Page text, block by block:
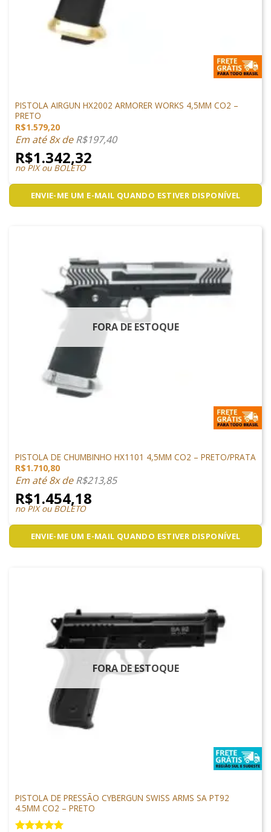
PISTOLA AIRGUN HX2002 ARMORER WORKS 4,5MM CO2 –
PRETO
R$1.579,20
Em até 8x deR$197,40
R$1.342,32
no PIX ou BOLETO
ENVIE-ME UM E-MAIL QUANDO ESTIVER DISPONÍVEL
FORA DE ESTOQUE
PISTOLA DE CHUMBINHO HX1101 4,5MM CO2 – PRETO/PRATA
R$1.710,80
Em até 8x deR$213,85
R$1.454,18
no PIX ou BOLETO
ENVIE-ME UM E-MAIL QUANDO ESTIVER DISPONÍVEL
FORA DE ESTOQUE
PISTOLA DE PRESSÃO CYBERGUN SWISS ARMS SA PT92
4.5MM CO2 – PRETO